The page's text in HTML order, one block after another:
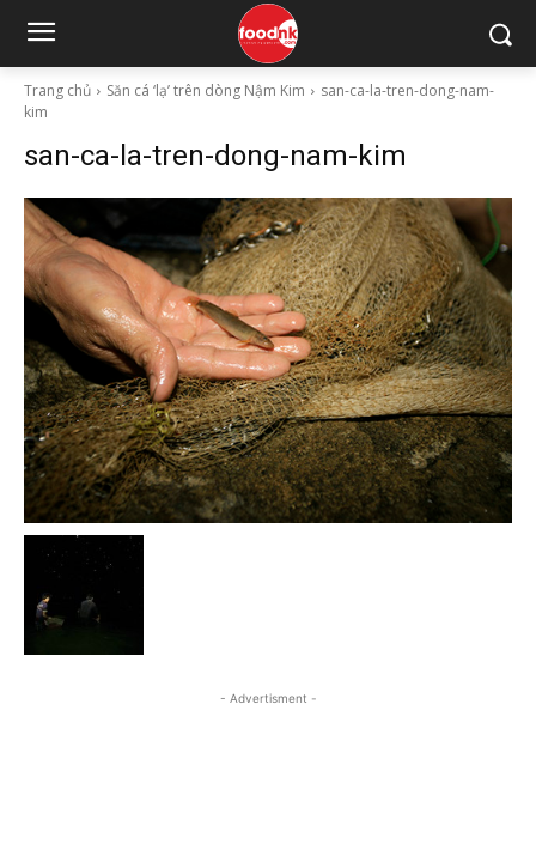
Trang chủ Săn cá ‘lạ’ trên dòng Nậm Kim
san-ca-la-tren-dong-nam-
kim
san-ca-la-tren-dong-nam-kim
- Advertisment -